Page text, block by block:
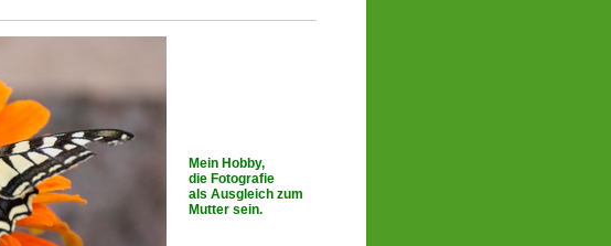
Mein Hobby,
die Fotografie
als Ausgleich zum
Mutter sein.